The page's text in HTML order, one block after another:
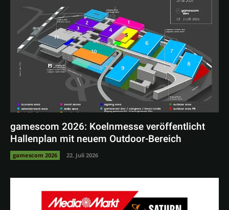
gamescom 2026: Koelnmesse veröffentlicht
Hallenplan mit neuem Outdoor-Bereich
gamescom 2026 22. Juli 2026